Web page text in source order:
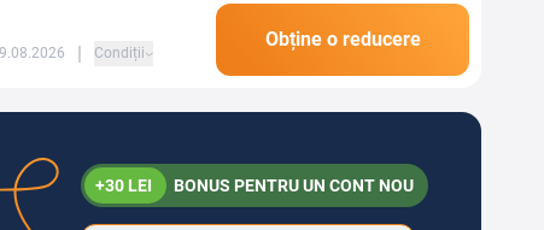
| Condiții
Obține o reducere
+30 LEI BONUS PENTRU UN CONT NOU